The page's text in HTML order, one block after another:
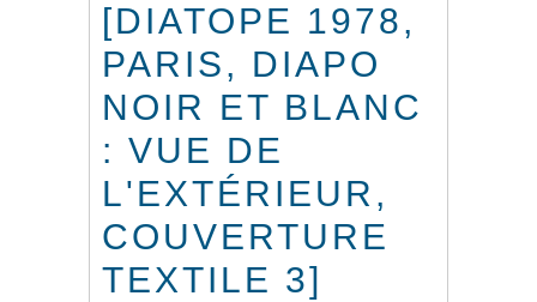
[DIATOPE 1978,
PARIS, DIAPO
NOIR ET BLANC
: VUE DE
L'EXTÉRIEUR,
COUVERTURE
TEXTILE 3]